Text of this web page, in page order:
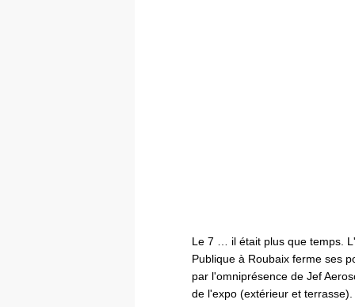
Le 7 … il était plus que temps.
Publique à Roubaix ferme ses
par l'omniprésence de Jef
de l'expo (extérieur et terrasse).